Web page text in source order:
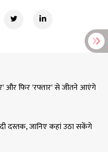
और फिर 'रफ्तार' से जीतने आएंगे
दस्तक, जानिए कहां उठा सकेंगे